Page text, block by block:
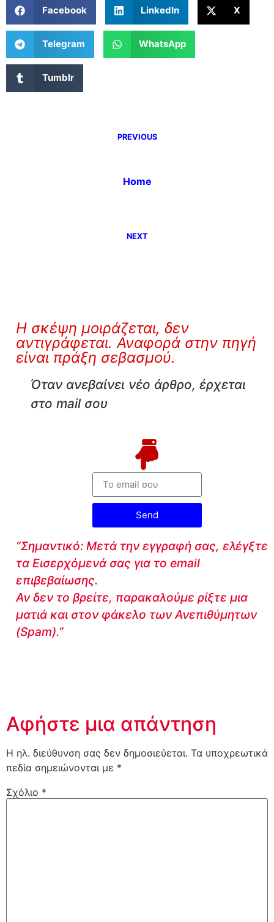
Facebook LinkedIn X
Telegram WhatsApp
Tumblr
PREVIOUS
Home
NEXT
Η σκέψη μοιράζεται, δεν
αντιγράφεται. Αναφορά στην πηγή
είναι πράξη σεβασμού.
Όταν ανεβαίνει νέο άρθρο, έρχεται
στο mail σου
Send
“Σημαντικό: Μετά την εγγραφή σας, ελέγξτε
τα Εισερχόμενά σας για το email
επιβεβαίωσης.
Αν δεν το βρείτε, παρακαλούμε ρίξτε μια
ματιά και στον φάκελο των Ανεπιθύμητων
(Spam).”
Αφήστε μια απάντηση
Η ηλ. διεύθυνση σας δεν δημοσιεύεται. Τα υποχρεωτικά
πεδία σημειώνονται με *
Σχόλιο *